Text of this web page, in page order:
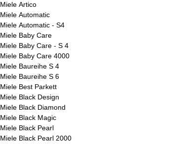
Miele Artico
Miele Automatic
Miele Automatic - S4
Miele Baby Care
Miele Baby Care - S 4
Miele Baby Care 4000
Miele Baureihe S 4
Miele Baureihe S 6
Miele Best Parkett
Miele Black Design
Miele Black Diamond
Miele Black Magic
Miele Black Pearl
Miele Black Pearl 2000